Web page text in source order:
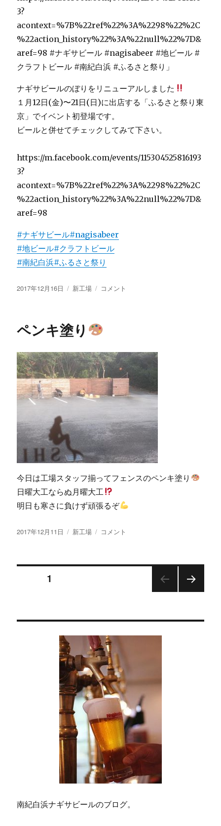
ナギサビールのぼりをリニューアルしました
１月12日(金)〜21日(日)に出店する「ふるさと祭り東
京」でイベント初登場です。
ビールと併せてチェックしてみて下さい。
https://m.facebook.com/events/115304525816193
3?
acontext=%7B%22ref%22%3A%2298%22%2C
%22action_history%22%3A%22null%22%7D&
aref=98
#ナギサビール#nagisabeer
#地ビール#クラフトビール
#南紀白浜#ふるさと祭り
投
2017年12月16日
カ
ー
新工場
New
に
コメント
ペンキ塗り
今日は工場スタッフ揃ってフェンスのペンキ塗り
日曜大工ならぬ月曜大工
明日も寒さに負けず頑張るぞ
投
2017年12月11日
カ
新工場
ペ
コメント
の
ページ1
南紀白浜ナギサビールのブログ。